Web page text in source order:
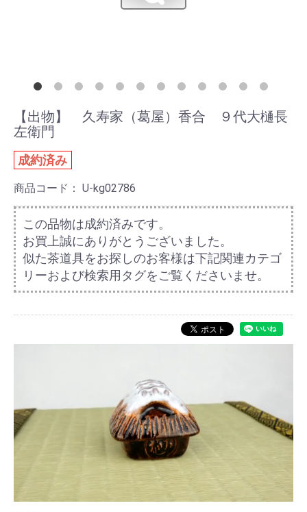
【出物】 久寿家（葛屋）香合 ９代大樋長
左衛門
成約済み
商品コード： U-kg02786
この品物は成約済みです。
お買上誠にありがとうございました。
似た茶道具をお探しのお客様は下記関連カテゴ
リーおよび検索用タグをご覧くださいませ。